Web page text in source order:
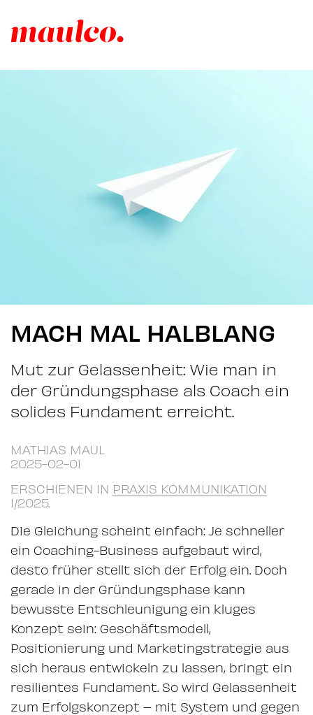
MACH MAL HALBLANG
Mut zur Gelassenheit: Wie man in
der Gründungsphase als Coach ein
solides Fundament erreicht.
MATHIAS MAUL
2025-02-01
ERSCHIENEN IN PRAXIS KOMMUNIKATION
1/2025.
Die Gleichung scheint einfach: Je schneller
ein Coaching-Business aufgebaut wird,
desto früher stellt sich der Erfolg ein. Doch
gerade in der Gründungsphase kann
bewusste Entschleunigung ein kluges
Konzept sein: Geschäftsmodell,
Positionierung und Marketingstrategie aus
sich heraus entwickeln zu lassen, bringt ein
resilientes Fundament. So wird Gelassenheit
zum Erfolgskonzept – mit System und gegen